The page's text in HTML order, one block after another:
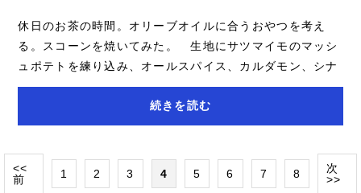
休日のお茶の時間。オリーブオイルに合うおやつを考え
る。スコーンを焼いてみた。 生地にサツマイモのマッシ
ュポテトを練り込み、オールスパイス、カルダモン、シナ
モンなどのスパイスをきかせたスコーンはヨー...
続きを読む
<<
前
1 2 3 4 5 6 7 8
次
>>